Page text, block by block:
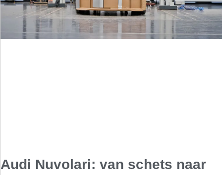
Audi Nuvolari: van schets naar